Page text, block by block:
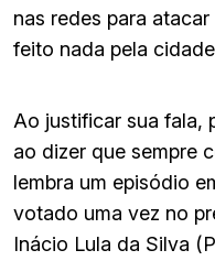
nas redes para
feito nada pela
Ao justificar sua fala,
ao dizer que sempre
lembra um episódio
votado uma vez no
Inácio Lula da Silva